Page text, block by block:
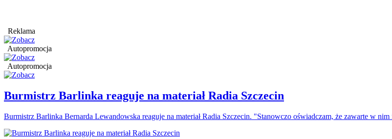
Reklama
Autopromocja
Autopromocja
Burmistrz Barlinka reaguje na materiał Radia Szczecin
Burmistrz Barlinka Bernarda Lewandowska reaguje na materiał Radia Szczecin. "Stanowczo oświadczam, że zawarte w